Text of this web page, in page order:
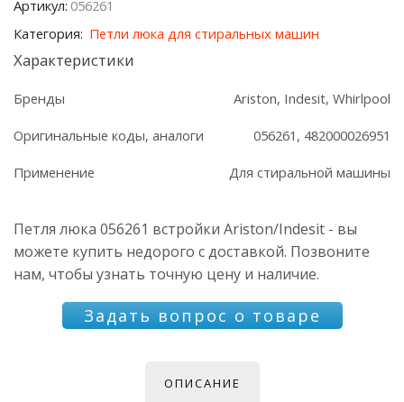
Ariston/Indesit
Артикул: 056261
Категория: Петли люка для стиральных машин
Характеристики
Бренды Ariston, Indesit, Whirlpool
Оригинальные коды, аналоги 056261, 482000026951
Применение Для стиральной машины
Петля люка 056261 встройки Ariston/Indesit - вы
можете купить недорого с доставкой. Позвоните
нам, чтобы узнать точную цену и наличие.
Задать вопрос о товаре
ОПИСАНИЕ